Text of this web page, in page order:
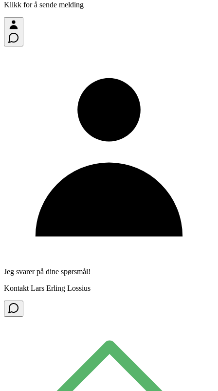
Klikk for å sende melding
Jeg svarer på dine spørsmål!
Kontakt Lars Erling Lossius